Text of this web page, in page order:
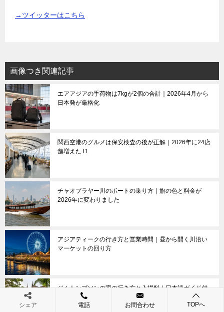
→ツイッターはこちら
画像つき関連記事
エアアジアの手荷物は7kgが2個の合計｜2026年4月から
日本発が厳格化
関西空港のグルメは保安検査の後が正解｜2026年に24店
舗増えたT1
チャオプラヤー川のボートの乗り方｜旗の色と料金が
2026年に変わりました
アジアティークの行き方と営業時間｜昼から開く川沿い
マーケットの回り方
ジムトンプソンの家の行き方と入場料｜日本語ガイド付
き250バーツの回り方
シェア
電話 お問合わせ TOPへ